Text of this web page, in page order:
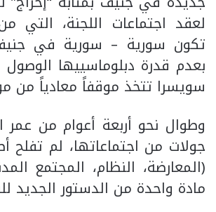
لعقد اجتماعات اللجنة، التي
تكون سورية – سورية في
بعدم قدرة دبلوماسييها
سويسرا تتخذ موقفاً معادياً من
وطوال نحو أربعة أعوام من عمر
جولات من اجتماعاتها، لم تفلح
(المعارضة، النظام، المجتمع
مادة واحدة من الدستور الجديد